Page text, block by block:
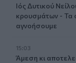
Ιός Δυτικού
κρουσμάτων - Τα
αγνοήσουμε
15:03
Άμεση κι